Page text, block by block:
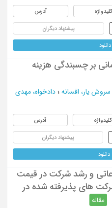
کلیدواژه آدرس
پیشنهاد دیگران
دانلود
بر چسبندگی هزینه
سروش یار، افسانه ؛ دادخواه، مهدی
کلیدواژه آدرس
پیشنهاد دیگران
دانلود
و رشد شرکت در قیمت
های پذیرفته شده در
مقاله